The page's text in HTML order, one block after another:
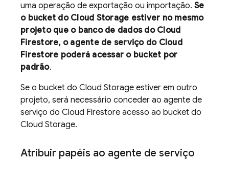
uma operação de exportação ou importação. Se
o bucket do Cloud Storage estiver no mesmo
projeto que o banco de dados do Cloud
Firestore, o agente de serviço do Cloud
Firestore poderá acessar o bucket por
padrão.
Se o bucket do Cloud Storage estiver em outro
projeto, será necessário conceder ao agente de
serviço do Cloud Firestore acesso ao bucket do
Cloud Storage.
Atribuir papéis ao agente de serviço